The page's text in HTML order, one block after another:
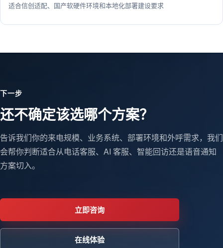
适合信创适配、国产软硬件环境和本地化部署建设要求
下一步
还不确定该选哪个方案？
告诉我们你的来电规模、业务系统、部署环境和外呼需求，我们
会帮你判断适合从电话客服、AI 客服、智能回访还是语音通知
方案切入。
立即咨询
在线体验